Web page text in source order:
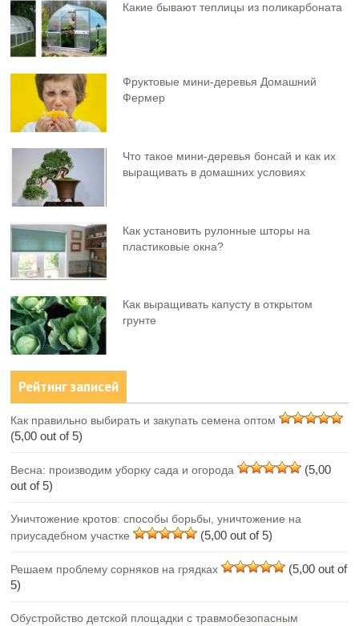
Какие бывают теплицы из поликарбоната
Фруктовыe мини-деревья Домашний
Фермер
Что такое мини-деревья бонсай и как их
выращивать в домашних условиях
Как установить рулонные шторы на
пластиковые окна?
Как выращивать капусту в открытом
грунте
Рейтинг записей
Как правильно выбирать и закупать семена оптом
(5,00 out of 5)
Весна: производим уборку сада и огорода
(5,00
out of 5)
Уничтожение кротов: способы борьбы, уничтожение на
приусадебном участке
(5,00 out of 5)
Решаем проблему сорняков на грядках
(5,00 out of
5)
Обустройство детской площадки с травмобезопасным